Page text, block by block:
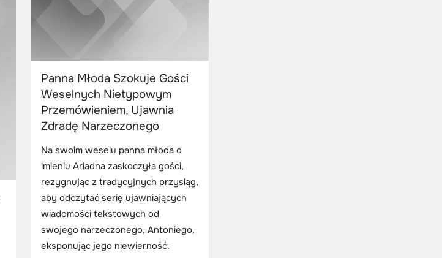
Panna Młoda Szokuje Gości
Weselnych Nietypowym
Przemówieniem, Ujawnia
Zdradę Narzeczonego
Na swoim weselu panna młoda o
imieniu Ariadna zaskoczyła gości,
rezygnując z tradycyjnych przysiąg,
aby odczytać serię ujawniających
wiadomości tekstowych od
swojego narzeczonego, Antoniego,
eksponując jego niewierność.